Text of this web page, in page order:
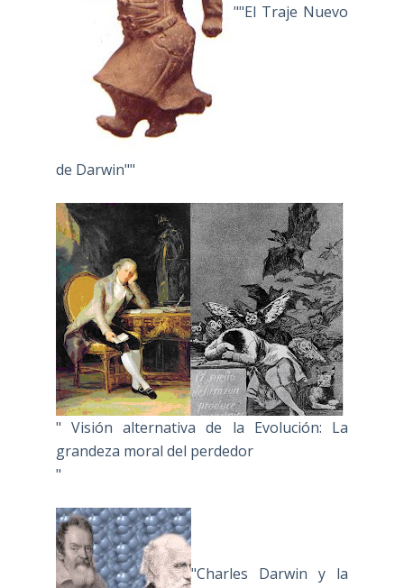
""El Traje Nuevo
de Darwin""
" Visión alternativa de la Evolución: La
grandeza moral del perdedor
"
"Charles Darwin y la